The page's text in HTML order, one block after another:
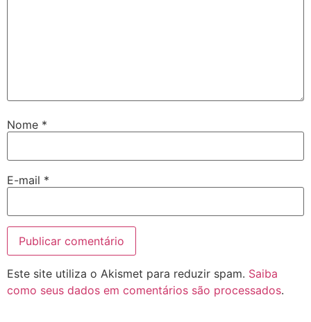
Nome *
E-mail *
Este site utiliza o Akismet para reduzir spam. Saiba
como seus dados em comentários são processados.